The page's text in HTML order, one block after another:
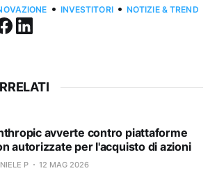
• INVESTITORI • NOTIZIE & TREND
avverte contro piattaforme
autorizzate per l'acquisto di azioni
P 12 MAG 2026